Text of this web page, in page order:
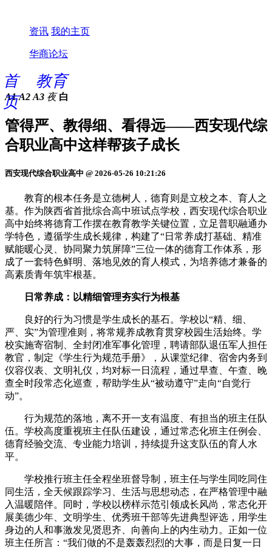
资讯 我的主页
华商论坛
首
页
教育
A1 A2 A3 夜 白
管得严、教得细、看得远——西安现代综
合职业高中这样帮孩子成长
西安现代综合职业高中 @ 2026-05-26 10:21:26
教育的根本任务是立德树人，德育则是立校之本、育人之
基。作为陕西省首批综合高中班试点学校，西安现代综合职业
高中始终将德育工作摆在教育教学关键位置，立足普职融通办
学特色，遵循学生成长规律，构建了“日常养成打基础、精准
赋能暖心灵、协同聚力筑屏障”三位一体的德育工作体系，形
成了一套特色鲜明、落地见效的育人模式，为培养德才兼备的
高素质青年筑牢根基。
日常养成：以精细管理夯实行为根基
良好的行为习惯是学生成长的基石。学校以“精、细、
严、实”为管理准则，将常规养成教育贯穿校园生活始终。学
校实施寄宿制、全封闭准军事化管理，聘请部队退伍军人担任
教官，制定《学生行为规范手册》，从课堂纪律、宿舍内务到
仪容仪表、文明礼仪，均对标一日流程，通过早查、午查、晚
查全时段常态化巡查，帮助学生从“被动遵守”走向“自觉行
动”。
行为规范的落地，离不开一支有温度、有担当的班主任队
伍。学校高度重视班主任队伍建设，通过常态化班主任例会、
德育经验交流、专业能力培训，持续提升这支队伍的育人水
平。
学校推行班主任全程坐班督导制，班主任与学生同吃同住
同生活，全天候跟踪学习、生活与思想动态，在严格管理中融
入温暖陪伴。同时，学校以榜样示范引领成长风尚，常态化开
展美德少年、文明学生、优秀班干部等先进典型评选，用学生
身边的人和事激发见贤思齐、向善向上的内生动力。正如一位
班主任所言：“我们做的不是轰轰烈烈的大事，而是日复一日